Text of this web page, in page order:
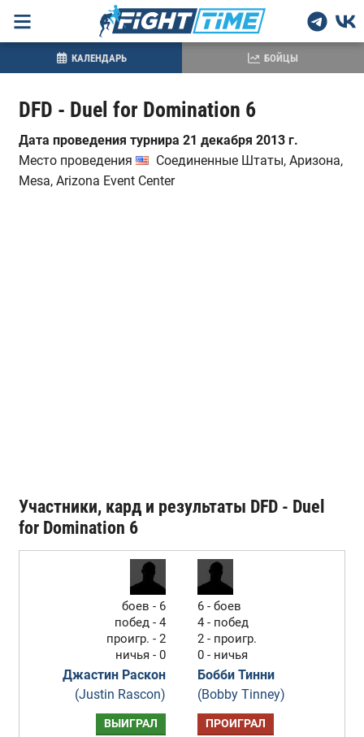
DFD - Duel for Domination 6
Дата проведения турнира 21 декабря 2013 г.
Место проведения
Соединенные Штаты, Аризона,
Mesa, Arizona Event Center
Участники, кард и результаты DFD - Duel
for Domination 6
боев - 6
побед - 4
проигр. - 2
ничья - 0
Джастин Раскон
(Justin Rascon)
6 - боев
4 - побед
2 - проигр.
0 - ничья
Бобби Тинни
(Bobby Tinney)
ВЫИГРАЛ ПРОИГРАЛ
КАЛЕНДАРЬ БОЙЦЫ